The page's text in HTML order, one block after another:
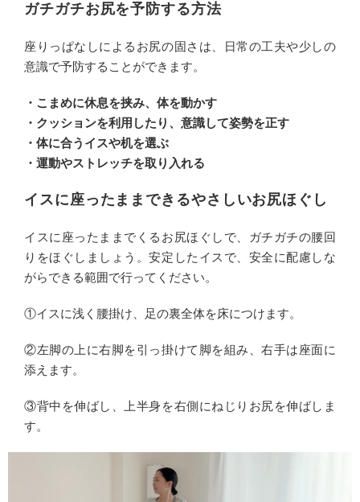
ガチガチお尻を予防する方法
座りっぱなしによるお尻の固さは、日常の工夫や少しの
意識で予防することができます。
・こまめに休息を挟み、体を動かす
・クッションを利用したり、意識して姿勢を正す
・体に合うイスや机を選ぶ
・運動やストレッチを取り入れる
イスに座ったままできるやさしいお尻ほぐし
イスに座ったままでくるお尻ほぐしで、ガチガチの腰回
りをほぐしましょう。安定したイスで、安全に配慮しな
がらできる範囲で行ってください。
①イスに浅く腰掛け、足の裏全体を床につけます。
②左脚の上に右脚を引っ掛けて脚を組み、右手は座面に
添えます。
③背中を伸ばし、上半身を右側にねじりお尻を伸ばしま
す。